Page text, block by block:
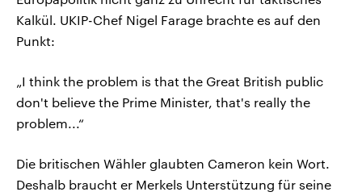
Kalkül. UKIP-Chef Nigel Farage brachte es auf den
Punkt:
„I think the problem is that the Great British public
don't believe the Prime Minister, that's really the
problem...“
Die britischen Wähler glaubten Cameron kein Wort.
Deshalb braucht er Merkels Unterstützung für seine